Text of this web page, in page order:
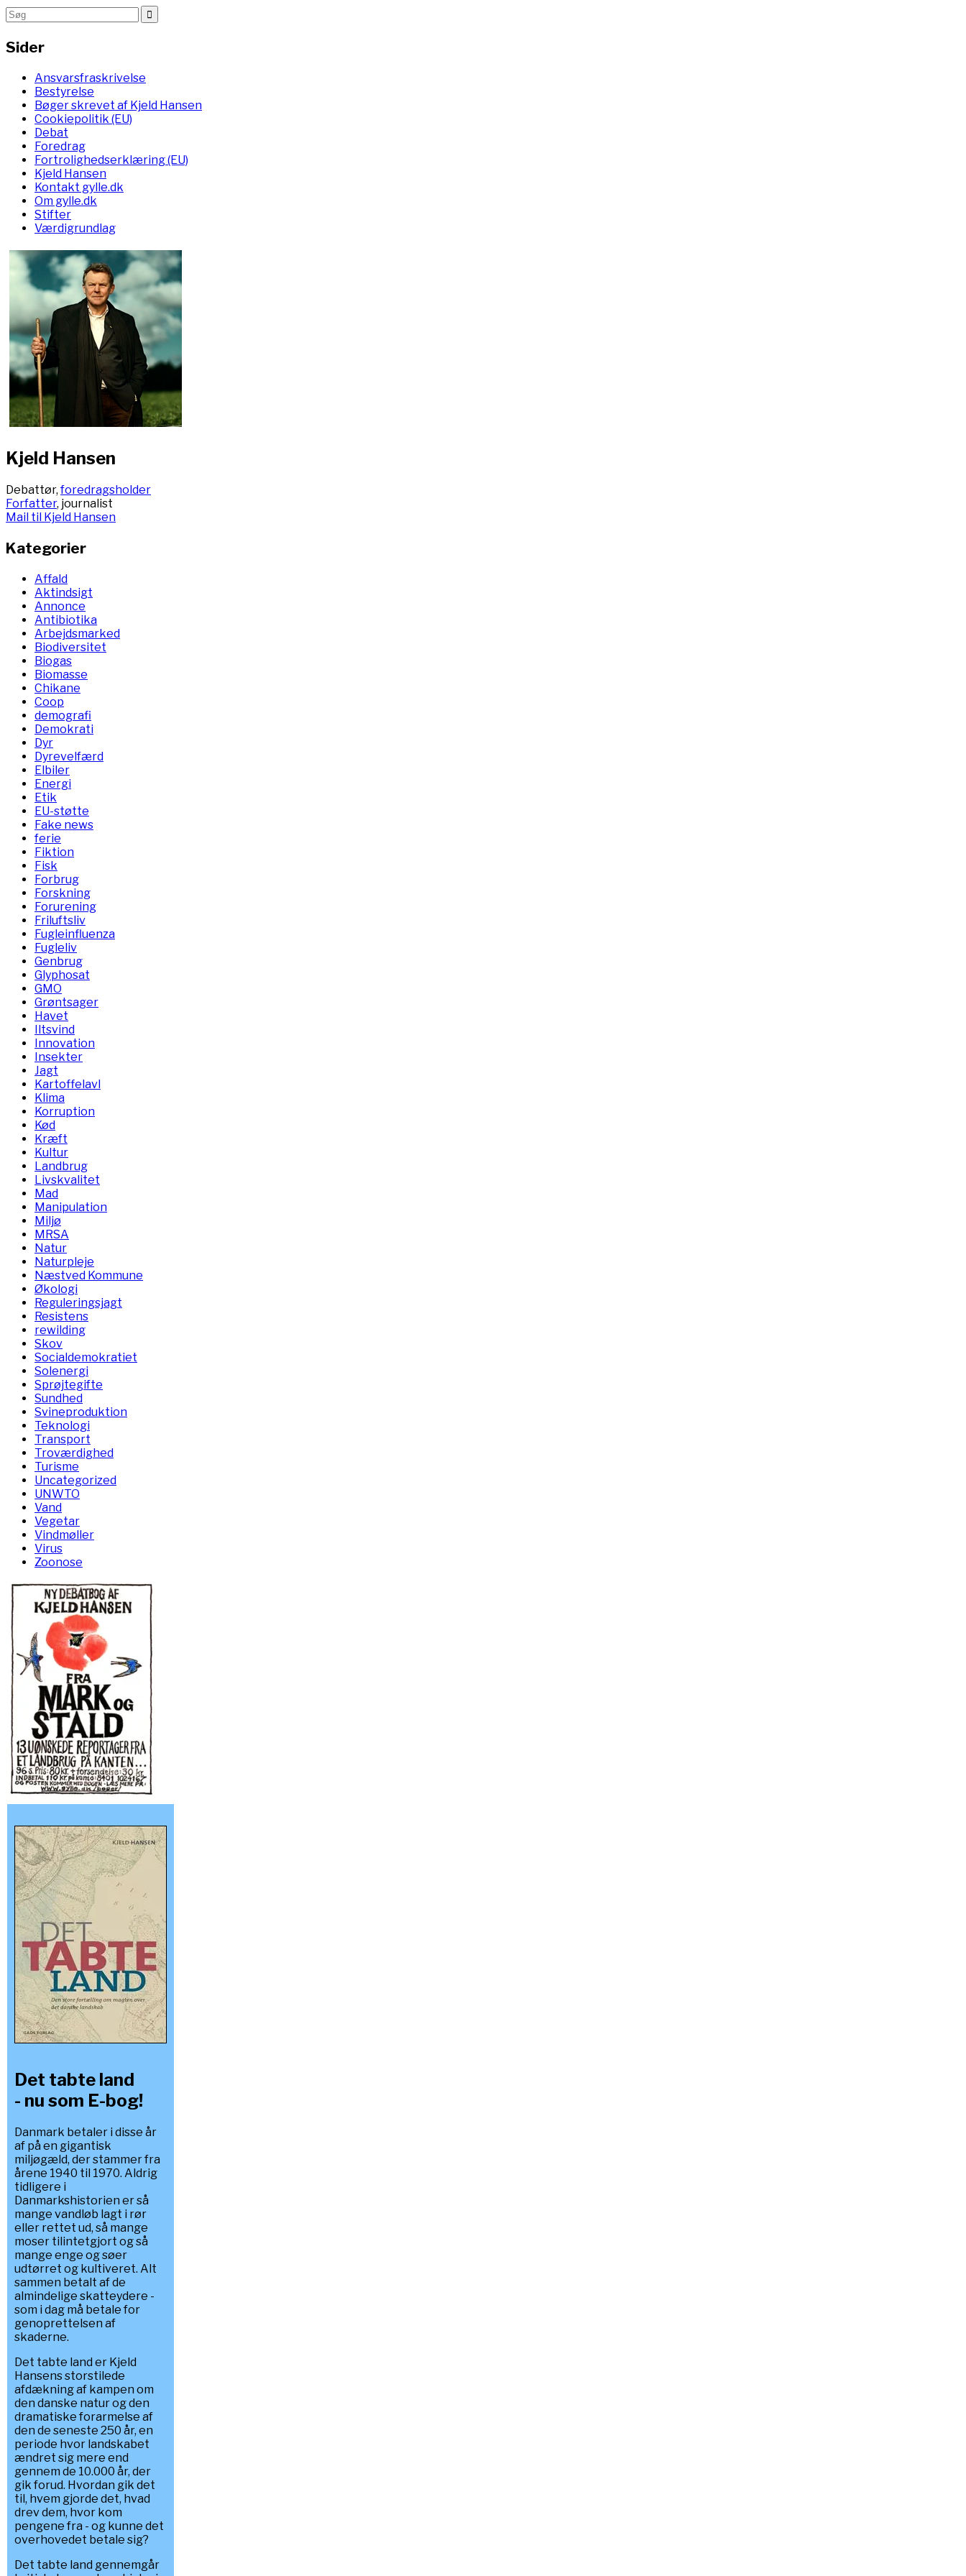
Sider
Ansvarsfraskrivelse
Bestyrelse
Bøger skrevet af Kjeld Hansen
Cookiepolitik (EU)
Debat
Foredrag
Fortrolighedserklæring (EU)
Kjeld Hansen
Kontakt gylle.dk
Om gylle.dk
Stifter
Værdigrundlag
Kjeld Hansen
Debattør,foredragsholder
Forfatter, journalist
Mail til Kjeld Hansen
Kategorier
Affald
Aktindsigt
Annonce
Antibiotika
Arbejdsmarked
Biodiversitet
Biogas
Biomasse
Chikane
Coop
demografi
Demokrati
Dyr
Dyrevelfærd
Elbiler
Energi
Etik
EU-støtte
Fake news
ferie
Fiktion
Fisk
Forbrug
Forskning
Forurening
Friluftsliv
Fugleinfluenza
Fugleliv
Genbrug
Glyphosat
GMO
Grøntsager
Havet
Iltsvind
Innovation
Insekter
Jagt
Kartoffelavl
Klima
Korruption
Kød
Kræft
Kultur
Landbrug
Livskvalitet
Mad
Manipulation
Miljø
MRSA
Natur
Naturpleje
Næstved Kommune
Økologi
Reguleringsjagt
Resistens
rewilding
Skov
Socialdemokratiet
Solenergi
Sprøjtegifte
Sundhed
Svineproduktion
Teknologi
Transport
Troværdighed
Turisme
Uncategorized
UNWTO
Vand
Vegetar
Vindmøller
Virus
Zoonose
Det tabte land
- nu som E-bog!
Danmark betaler i disse år
af på en gigantisk
miljøgæld, der stammer fra
årene 1940 til 1970. Aldrig
tidligere i
Danmarkshistorien er så
mange vandløb lagt i rør
eller rettet ud, så mange
moser tilintetgjort og så
mange enge og søer
udtørret og kultiveret. Alt
sammen betalt af de
almindelige skatteydere -
som i dag må betale for
genoprettelsen af
skaderne.
Det tabte land er Kjeld
Hansens storstilede
afdækning af kampen om
den danske natur og den
dramatiske forarmelse af
den de seneste 250 år, en
periode hvor landskabet
ændret sig mere end
gennem de 10.000 år, der
gik forud. Hvordan gik det
til, hvem gjorde det, hvad
drev dem, hvor kom
pengene fra - og kunne det
overhovedet betale sig?
Det tabte land gennemgår